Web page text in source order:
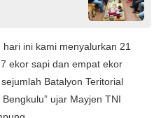
ini kami menyalurkan 21
ekor sapi dan empat ekor
Batalyon Teritorial
ujar Mayjen TNI